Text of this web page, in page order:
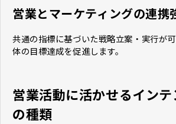
営業とマーケティングの連携
共通の指標に基づいた戦略立案・実行が
体の目標達成を促進します。
営業活動に活かせるイン
の種類